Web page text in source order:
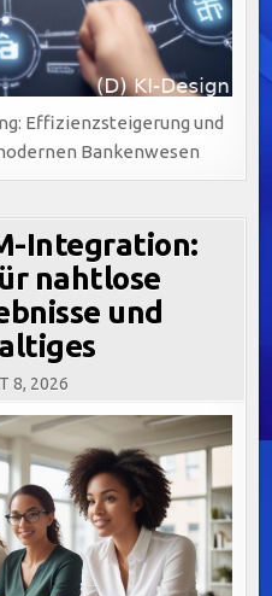
Effizienzsteigerung und
Bankenwesen
Integration:
nahtlose
und
8, 2026